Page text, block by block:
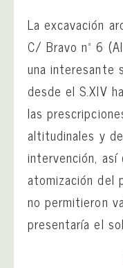
La excavación
C/ Bravo nº 6
una interesante
desde el S.XIV
las
altitudinales y
intervención, así
atomización del
no permitieron
presentaría el